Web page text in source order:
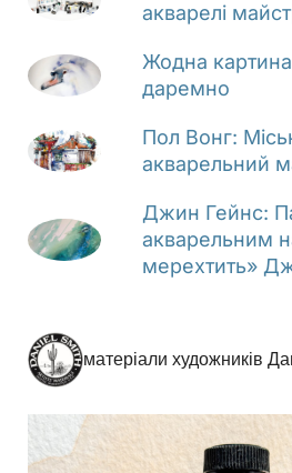
акварелі
Жодна
даремно
Пол Вонг:
акварельний
Джин Гейнс:
акварельним
мерехтить»
матеріали художників